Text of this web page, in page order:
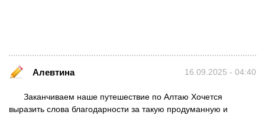
16.09.2025 - 04:40
Алевтина
Заканчиваем наше путешествие по Алтаю Хочется
выразить слова благодарности за такую продуманную и